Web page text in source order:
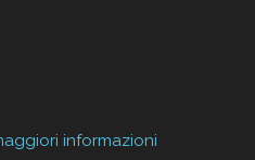
informazioni